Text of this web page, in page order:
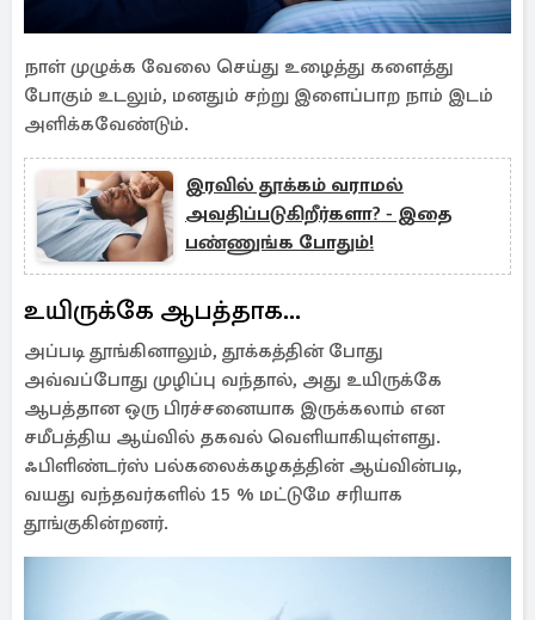
நாள் முழுக்க வேலை செய்து உழைத்து களைத்து
போகும் உடலும், மனதும் சற்று இளைப்பாற நாம் இடம்
அளிக்கவேண்டும்.
இரவில் தூக்கம் வராமல்
அவதிப்படுகிறீர்களா? - இதை
பண்ணுங்க போதும்!
உயிருக்கே ஆபத்தாக...
அப்படி தூங்கினாலும், தூக்கத்தின் போது
அவ்வப்போது முழிப்பு வந்தால், அது உயிருக்கே
ஆபத்தான ஒரு பிரச்சனையாக இருக்கலாம் என
சமீபத்திய ஆய்வில் தகவல் வெளியாகியுள்ளது.
ஃபிளிண்டர்ஸ் பல்கலைக்கழகத்தின் ஆய்வின்படி,
வயது வந்தவர்களில் 15 % மட்டுமே சரியாக
தூங்குகின்றனர்.